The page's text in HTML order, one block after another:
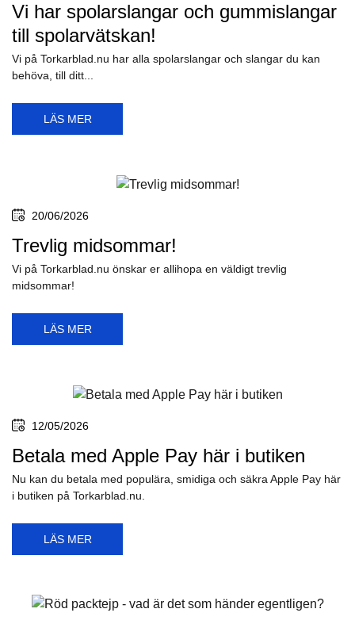
Vi har spolarslangar och gummislangar
till spolarvätskan!
Vi på Torkarblad.nu har alla spolarslangar och slangar du kan
behöva, till ditt...
LÄS MER
20/06/2026
Trevlig midsommar!
Vi på Torkarblad.nu önskar er allihopa en väldigt trevlig
midsommar!
LÄS MER
12/05/2026
Betala med Apple Pay här i butiken
Nu kan du betala med populära, smidiga och säkra Apple Pay här
i butiken på Torkarblad.nu.
LÄS MER